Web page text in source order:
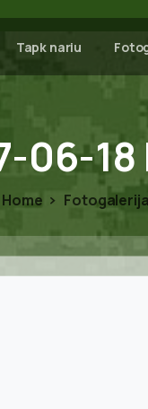
Tapk nariu
06-18
Home Fotogalerija